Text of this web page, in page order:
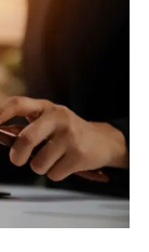
ミを徹底調査
から今とは
”
-匿名
ミを徹底調査
りやらかした